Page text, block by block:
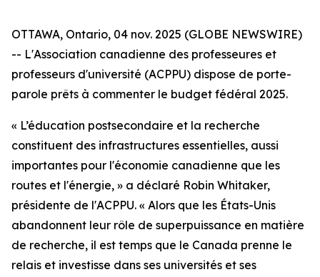
OTTAWA, Ontario, 04 nov. 2025 (GLOBE NEWSWIRE)
-- L'Association canadienne des professeures et
professeurs d'université (ACPPU) dispose de porte-
parole prêts à commenter le budget fédéral 2025.
« L’éducation postsecondaire et la recherche
constituent des infrastructures essentielles, aussi
importantes pour l'économie canadienne que les
routes et l'énergie, » a déclaré Robin Whitaker,
présidente de l'ACPPU. « Alors que les États-Unis
abandonnent leur rôle de superpuissance en matière
de recherche, il est temps que le Canada prenne le
relais et investisse dans ses universités et ses